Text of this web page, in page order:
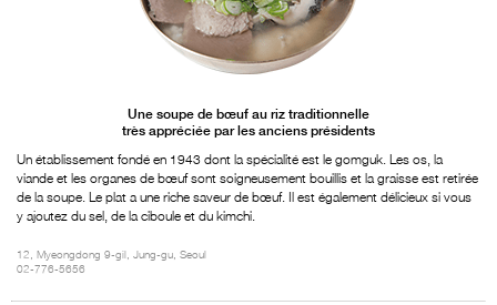
Une soupe de bœuf au riz traditionnelle
très appréciée par les anciens présidents
Un établissement fondé en 1943 dont la spécialité est le gomguk. Les os, la
viande et les organes de bœuf sont soigneusement bouillis et la graisse est retirée
de la soupe. Le plat a une riche saveur de bœuf. Il est également délicieux si vous
y ajoutez du sel, de la ciboule et du kimchi.
12, Myeongdong 9-gil, Jung-gu, Seoul
02-776-5656